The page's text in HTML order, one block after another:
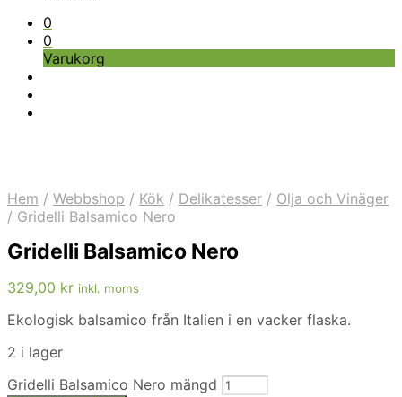
0
0
Varukorg
Hem / Webbshop / Kök / Delikatesser / Olja och Vinäger
/ Gridelli Balsamico Nero
Gridelli Balsamico Nero
329,00 kr inkl. moms
Ekologisk balsamico från Italien i en vacker flaska.
2 i lager
Gridelli Balsamico Nero mängd